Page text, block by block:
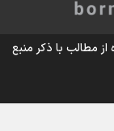
است؟
مطالب با ذکر منبع